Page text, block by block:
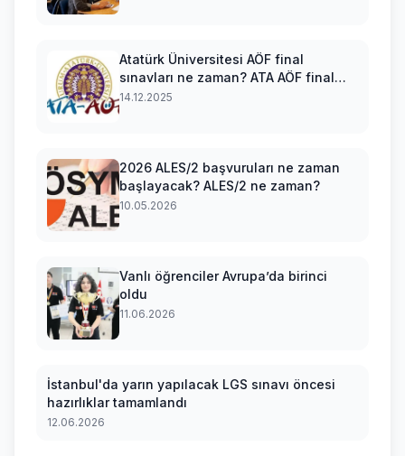
Atatürk Üniversitesi AÖF final
sınavları ne zaman? ATA AÖF final
sınavları hangi tarihte yapılacak?
14.12.2025
2026 ALES/2 başvuruları ne zaman
başlayacak? ALES/2 ne zaman?
10.05.2026
Vanlı öğrenciler Avrupa’da birinci
oldu
11.06.2026
İstanbul'da yarın yapılacak LGS sınavı öncesi
hazırlıklar tamamlandı
12.06.2026